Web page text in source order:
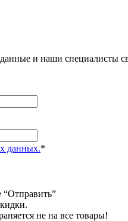
и наши специалисты
данных.*
не на все товары!